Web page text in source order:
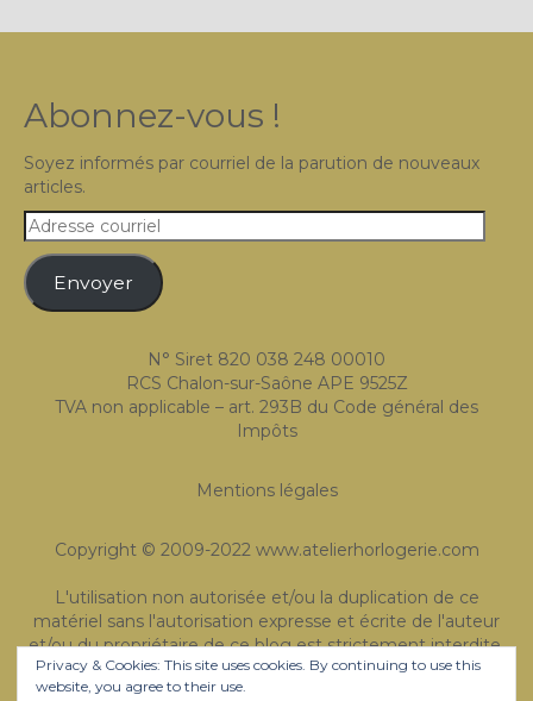
Témoignages
A Propos
Abonnez-vous !
Soyez informés par courriel de la parution de nouveaux
articles.
Adresse
courriel
Envoyer
N° Siret 820 038 248 00010
RCS Chalon-sur-Saône APE 9525Z
TVA non applicable – art. 293B du Code général des
Impôts
Mentions légales
Copyright © 2009-2022 www.atelierhorlogerie.com
L'utilisation non autorisée et/ou la duplication de ce
matériel sans l'autorisation expresse et écrite de l'auteur
et/ou du propriétaire de ce blog est strictement interdite.
Des extraits et des liens peuvent être utilisés, à condition
que le crédit complet et clair soit donné à Atelier de
Privacy & Cookies: This site uses cookies. By continuing to use this
website, you agree to their use.